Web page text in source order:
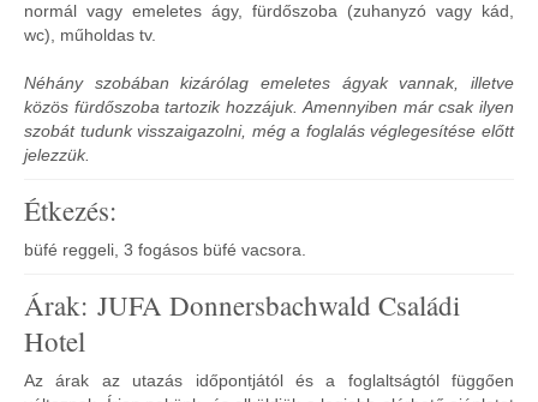
normál vagy emeletes ágy, fürdőszoba (zuhanyzó vagy kád,
wc), műholdas tv.
Néhány szobában kizárólag emeletes ágyak vannak, illetve
közös fürdőszoba tartozik hozzájuk. Amennyiben már csak ilyen
szobát tudunk visszaigazolni, még a foglalás véglegesítése előtt
jelezzük.
Étkezés:
büfé reggeli, 3 fogásos büfé vacsora.
Árak: JUFA Donnersbachwald Családi
Hotel
Az árak az utazás időpontjától és a foglaltságtól függően